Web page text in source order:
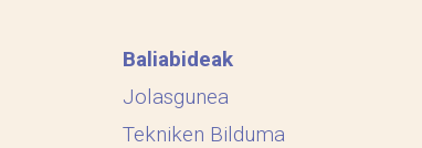
Baliabideak
Jolasgunea
Tekniken Bilduma